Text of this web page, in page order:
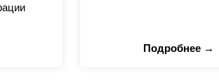
Подробнее →